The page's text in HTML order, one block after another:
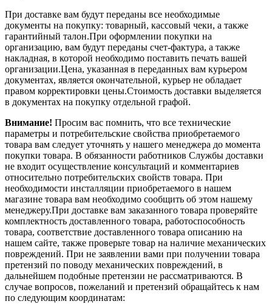
При доставке вам будут переданы все необходимые
документы на покупку: товарный, кассовый чеки, а также
гарантийный талон.При оформлении покупки на
организацию, вам будут переданы счет-фактура, а также
накладная, в которой необходимо поставить печать вашей
организации.Цена, указанная в переданных вам курьером
документах, является окончательной, курьер не обладает
правом корректировки цены.Стоимость доставки выделяется
в документах на покупку отдельной графой.
Внимание! Просим вас помнить, что все технические
параметры и потребительские свойства приобретаемого
товара вам следует уточнять у нашего менеджера до момента
покупки товара. В обязанности работников Службы доставки
не входит осуществление консультаций и комментариев
относительно потребительских свойств товара. При
необходимости инсталляции приобретаемого в нашем
магазине товара вам необходимо сообщить об этом нашему
менеджеру.При доставке вам заказанного товара проверяйте
комплектность доставленного товара, работоспособность
товара, соответствие доставленного товара описанию на
нашем сайте, также проверьте товар на наличие механических
повреждений. При не заявлении вами при получении товара
претензий по поводу механических повреждений, в
дальнейшем подобные претензии не рассматриваются. В
случае вопросов, пожеланий и претензий обращайтесь к нам
по следующим координатам: